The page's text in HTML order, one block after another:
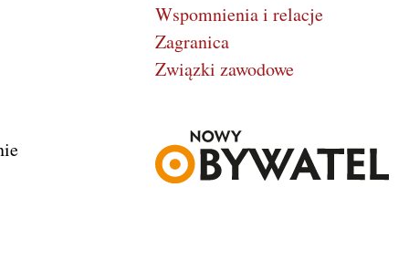
Wspomnienia i relacje
Zagranica
Związki zawodowe